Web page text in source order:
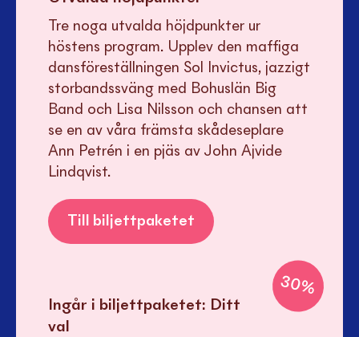
Tre noga utvalda höjdpunkter ur
höstens program. Upplev den maffiga
dansföreställningen Sol Invictus, jazzigt
storbandssväng med Bohuslän Big
Band och Lisa Nilsson och chansen att
se en av våra främsta skådeseplare
Ann Petrén i en pjäs av John Ajvide
Lindqvist.
Till biljettpaketet
Ingår i biljettpaketet: Ditt
val
30%